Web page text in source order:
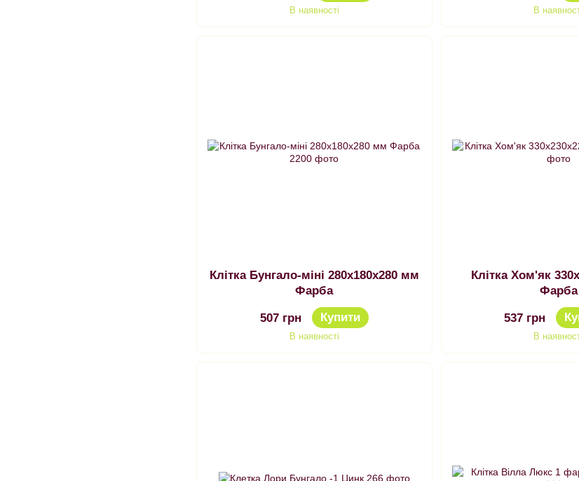
В наявності В
Клітка Бунгало-міні 280х180х280 мм
Фарба
507 грн Купити
В наявності
Клітка Хом'як
Фарба
537 грн
В